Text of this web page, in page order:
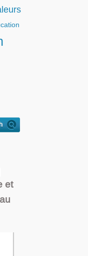
et